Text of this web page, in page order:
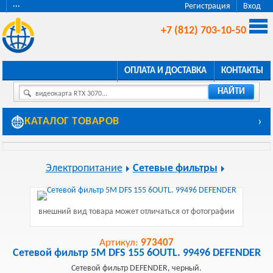
Регистрация Вход
···
+7 (812) 703-10-50
ОПЛАТА И ДОСТАВКА КОНТАКТЫ
видеокарта RTX 3070... НАЙТИ
КАТАЛОГ ТОВАРОВ ›
Электропитание Сетевые фильтры
внешний вид товара может отличаться от фотографии
Артикул: 973407
Сетевой фильтр 5M DFS 155 6OUTL. 99496 DEFENDER
Сетевой фильтр DEFENDER, черный.